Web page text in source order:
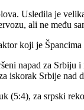
Usledila je
ali ne među
koji je
napad za Srbiju
iskorak Srbije nad
(5:4), za srpski